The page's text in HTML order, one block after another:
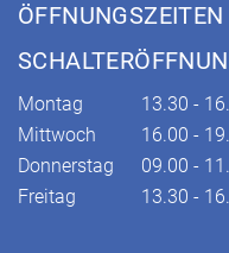
Montag
13.30 -
Mittwoch
16.00 -
Donnerstag
09.00 -
Freitag
13.30 -